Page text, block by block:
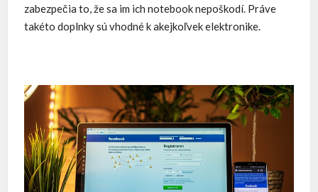
zabezpečia to, že sa im ich notebook nepoškodí. Práve
takéto doplnky sú vhodné k akejkoľvek elektronike.